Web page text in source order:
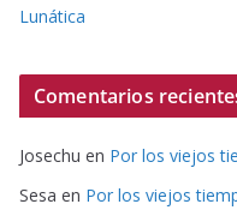
Lunática
Comentarios
Josechu en Por los viejos
Sesa en Por los viejos